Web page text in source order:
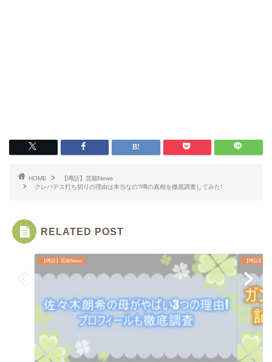
HOME
【噂話】芸能News
クレバテス打ち切りの理由は本当なの?噂の真相を徹底調査してみた!
RELATED POST
【噂話】芸能News 【噂話】芸